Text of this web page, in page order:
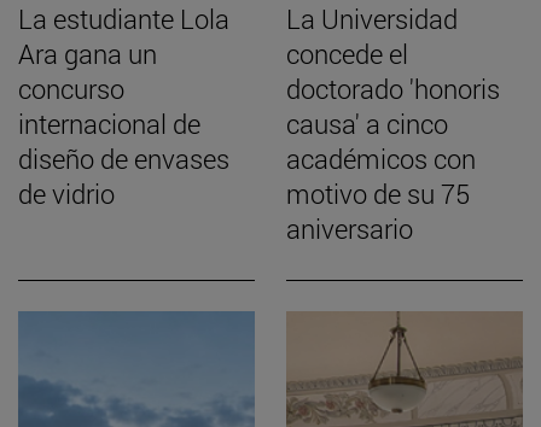
La estudiante Lola
Ara gana un
concurso
internacional de
diseño de envases
de vidrio
La Universidad
concede el
doctorado 'honoris
causa' a cinco
académicos con
motivo de su 75
aniversario